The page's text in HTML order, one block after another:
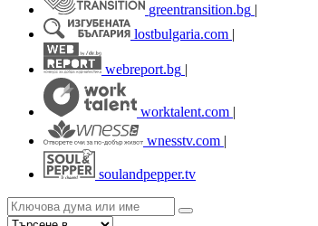
greentransition.bg |
lostbulgaria.com |
webreport.bg |
worktalent.com |
wnesstv.com |
soulandpepper.tv